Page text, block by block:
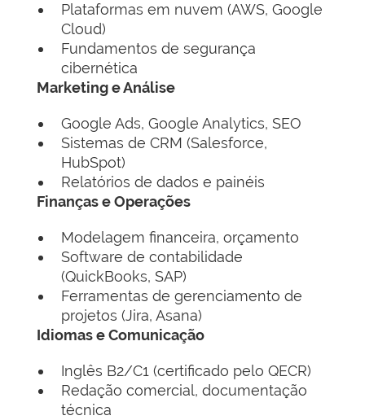
Plataformas em nuvem (AWS, Google
Cloud)
Fundamentos de segurança
cibernética
Marketing e Análise
Google Ads, Google Analytics, SEO
Sistemas de CRM (Salesforce,
HubSpot)
Relatórios de dados e painéis
Finanças e Operações
Modelagem financeira, orçamento
Software de contabilidade
(QuickBooks, SAP)
Ferramentas de gerenciamento de
projetos (Jira, Asana)
Idiomas e Comunicação
Inglês B2/C1 (certificado pelo QECR)
Redação comercial, documentação
técnica